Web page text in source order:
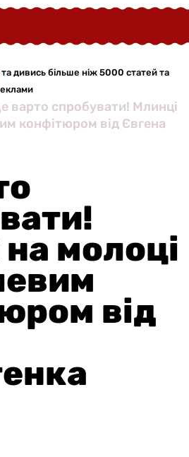
та дивись більше ніж 5000 статей та
варто спробувати! Млинці
конфітюром від Євгена
молоці
від